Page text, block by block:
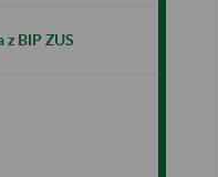
BIP ZUS